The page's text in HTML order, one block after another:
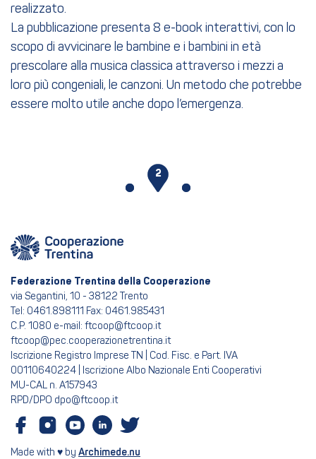
realizzato.
La pubblicazione presenta 8 e-book interattivi, con lo
scopo di avvicinare le bambine e i bambini in età
prescolare alla musica classica attraverso i mezzi a
loro più congeniali, le canzoni. Un metodo che potrebbe
essere molto utile anche dopo l’emergenza.
2
Federazione Trentina della Cooperazione
via Segantini, 10 - 38122 Trento
Tel: 0461.898111 Fax: 0461.985431
C.P. 1080 e-mail: ftcoop@ftcoop.it
ftcoop@pec.cooperazionetrentina.it
Iscrizione Registro Imprese TN | Cod. Fisc. e Part. IVA
00110640224 | Iscrizione Albo Nazionale Enti Cooperativi
MU-CAL n. A157943
RPD/DPO dpo@ftcoop.it
Made with ♥ by Archimede.nu